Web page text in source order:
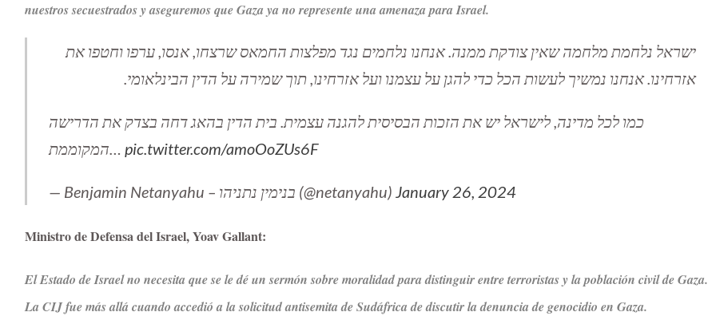
nuestros secuestrados y aseguremos que Gaza ya no represente una amenaza para Israel.
ישראל נלחמת מלחמה שאין צודקת ממנה. אנחנו נלחמים נגד מפלצות החמאס שרצחו, אנסו, ערפו וחטפו את
אזרחינו. אנחנו נמשיך לעשות הכל כדי להגן על עצמנו ועל אזרחינו, תוך שמירה על הדין הבינלאומי.
כמו לכל מדינה, לישראל יש את הזכות הבסיסית להגנה עצמית. בית הדין בהאג דחה בצדק את הדרישה
המקוממת… pic.twitter.com/amoOoZUs6F
— Benjamin Netanyahu – בנימין נתניהו (@netanyahu) January 26, 2024
Ministro de Defensa del Israel, Yoav Gallant:
El Estado de Israel no necesita que se le dé un sermón sobre moralidad para distinguir entre terroristas y la población civil de Gaza.
La CIJ fue más allá cuando accedió a la solicitud antisemita de Sudáfrica de discutir la denuncia de genocidio en Gaza.